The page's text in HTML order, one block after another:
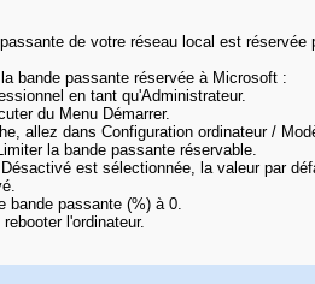
de votre réseau local est
bande passante réservée à Microsoft :
en tant qu'Administrateur.
du Menu Démarrer.
allez dans Configuration ordinateur /
la bande passante réservable.
est sélectionnée, la valeur par
bande passante (%) à 0.
l'ordinateur.